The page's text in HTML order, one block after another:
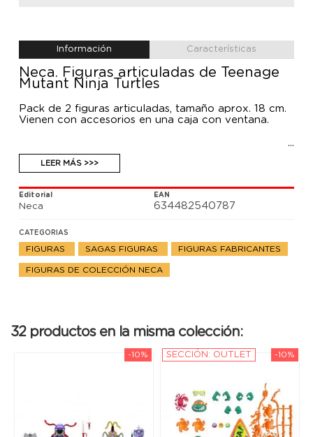
Información Características
Neca. Figuras articuladas de Teenage
Mutant Ninja Turtles
Pack de 2 figuras articuladas, tamaño aprox. 18 cm.
Vienen con accesorios en una caja con ventana.
LEER MÁS >>>
Editorial
Neca
EAN
634482540787
CATEGORIAS
FIGURAS SAGAS FIGURAS FIGURAS FABRICANTES
FIGURAS DE COLECCIÓN NECA
32 productos en la misma colección:
-10% -10%
SECCIÓN: OUTLET